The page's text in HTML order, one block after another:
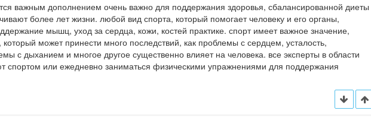
важным дополнением очень важно для поддержания здоровья, сбалансированной диеты
более лет жизни. любой вид спорта, который помогает человеку и его органы,
мышц, уход за сердца, кожи, костей практике. спорт имеет важное значение,
может принести много последствий, как проблемы с сердцем, усталость,
с дыханием и многое другое существенно влияет на человека. все эксперты в области
спортом или ежедневно заниматься физическими упражнениями для поддержания